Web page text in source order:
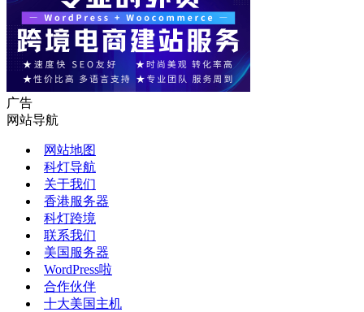
广告
网站导航
网站地图
科灯导航
关于我们
香港服务器
科灯跨境
联系我们
美国服务器
WordPress啦
合作伙伴
十大美国主机